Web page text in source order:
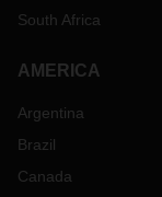
South Africa
AMERICA
Argentina
Brazil
Canada